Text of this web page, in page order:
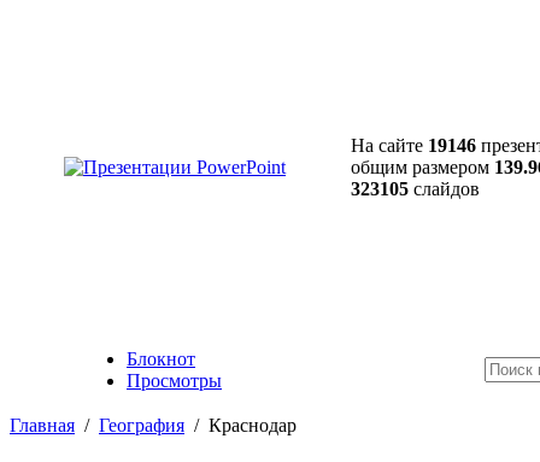
На сайте 19146
общим размером
323105 слайдов
Блокнот
Просмотры
Главная / География / Краснодар